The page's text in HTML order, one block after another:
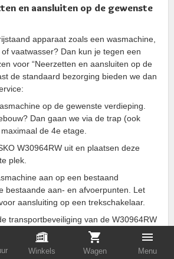
Winkels Wagen Menu
en aansluiten op de gewenste
apparaat zoals een wasmachine,
vaatwasser? Dan kun je tegen een
voor “Neerzetten en aansluiten op de
de standaard bezorging bieden we dan
op de gewenste verdieping.
Dan gaan we via de trap (ook
de 4e etage.
W30964RW uit en plaatsen deze
plek.
aan op een bestaand
bestaande aan- en afvoerpunten. Let
aansluiting op een trekschakelaar.
transportbeveiliging van de W30964RW
milieuvriendelijk af.